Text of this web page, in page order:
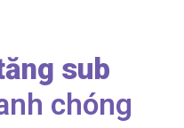
sub
chóng